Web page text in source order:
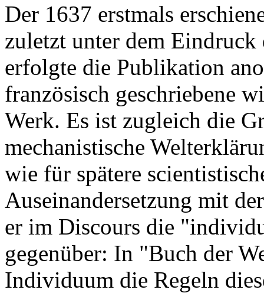
Der 1637 erstmals
zuletzt unter dem
erfolgte die Publikation
französisch geschriebene
Werk. Es ist zugleich die
mechanistische
wie für spätere
Auseinandersetzung mit
er im Discours die
gegenüber: In "Buch der
Individuum die Regeln